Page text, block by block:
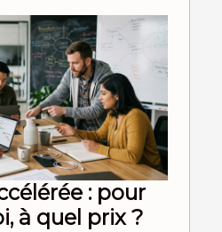
: pour
à quel prix ?